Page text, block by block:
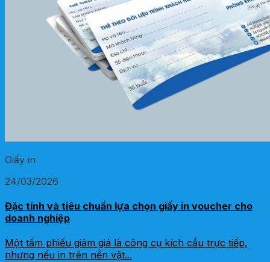
Giấy in
24/03/2026
Đặc tính và tiêu chuẩn lựa chọn giấy in voucher cho
doanh nghiệp
Một tấm phiếu giảm giá là công cụ kích cầu trực tiếp,
nhưng nếu in trên nền vật...